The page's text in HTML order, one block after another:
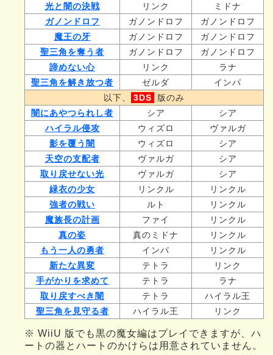
光と闇の決戦
リンク
ミドナ
ガノンドロフ
ガノンドロフ
ガノンドロフ
魔王の牙
ガノンドロフ
ガノンドロフ
聖三角を奪う者
ガノンドロフ
ガノンドロフ
諦めない心
リンク
ラナ
聖三角を解き放つ者
ゼルダ
インパ
以下、
3DS
版のみ
闇にあやつられし者
シア
シア
ハイラル侵攻
ウィズロ
ヴァルガ
影を覆う闇
ウィズロ
シア
天空の支配者
ヴァルガ
シア
取り戻せない光
ヴァルガ
シア
緑衣の少女
リンクル
リンクル
強者の戦い
ルト
リンクル
魔族長の計画
ファイ
リンクル
真の姿
真のミドナ
リンクル
もう一人の勇者
インパ
リンクル
新たな異変
テトラ
リンク
手がかりを求めて
テトラ
ラナ
取り戻すべき闇
テトラ
ハイラル王
聖三角を見守る者
ハイラル王 リンク
※ WiiU 版でも黒の魔女編はプレイできますが、ハ
ートの器とハートのかけらは用意されていません。